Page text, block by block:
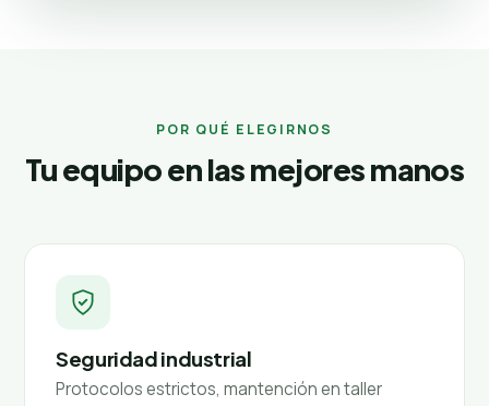
POR QUÉ ELEGIRNOS
Tu equipo en las mejores manos
Seguridad industrial
Protocolos estrictos, mantención en taller